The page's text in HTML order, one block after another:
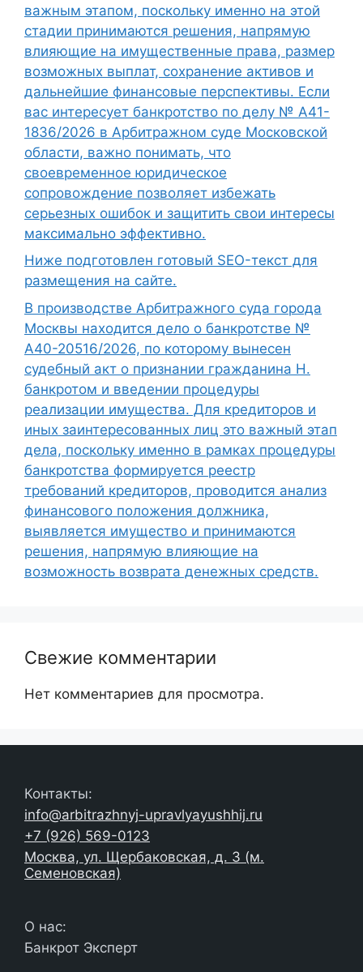
важным этапом, поскольку именно на этой
стадии принимаются решения, напрямую
влияющие на имущественные права, размер
возможных выплат, сохранение активов и
дальнейшие финансовые перспективы. Если
вас интересует банкротство по делу № А41-
1836/2026 в Арбитражном суде Московской
области, важно понимать, что
своевременное юридическое
сопровождение позволяет избежать
серьезных ошибок и защитить свои интересы
максимально эффективно.
Ниже подготовлен готовый SEO-текст для
размещения на сайте.
В производстве Арбитражного суда города
Москвы находится дело о банкротстве №
А40-20516/2026, по которому вынесен
судебный акт о признании гражданина Н.
банкротом и введении процедуры
реализации имущества. Для кредиторов и
иных заинтересованных лиц это важный этап
дела, поскольку именно в рамках процедуры
банкротства формируется реестр
требований кредиторов, проводится анализ
финансового положения должника,
выявляется имущество и принимаются
решения, напрямую влияющие на
возможность возврата денежных средств.
Свежие комментарии
Нет комментариев для просмотра.
Контакты:
info@arbitrazhnyj-upravlyayushhij.ru
+7 (926) 569-0123
Москва, ул. Щербаковская, д. 3 (м.
Семеновская)
О нас:
Банкрот Эксперт